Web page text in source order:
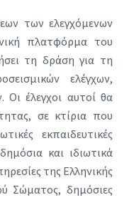
των ελεγχόμενων
πλατφόρμα του
τη δράση για τη
ελέγχων,
έλεγχοι αυτοί θα
σε κτίρια που
εκπαιδευτικές
και ιδιωτικά
της Ελληνικής
Σώματος, δημόσιες